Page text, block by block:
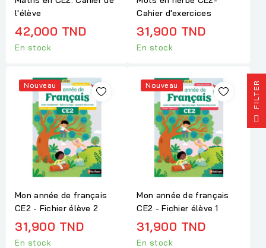
l'élève
42,000 TND
En stock
Cahier d'exercices
31,900 TND
En stock
Nouveau
Mon année de français
CE2 - Fichier élève 2
31,900 TND
En stock
Nouveau
Mon année de français
CE2 - Fichier élève 1
31,900 TND
En stock
R